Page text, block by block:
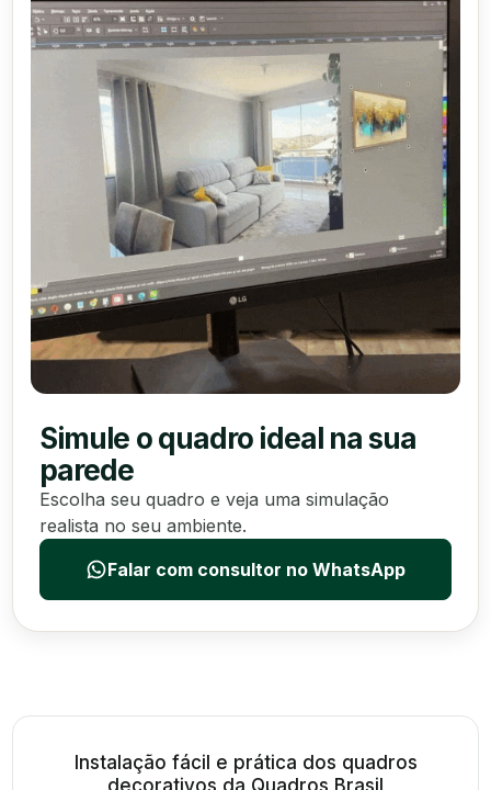
Simule o quadro ideal na sua
parede
Escolha seu quadro e veja uma simulação
realista no seu ambiente.
Falar com consultor no WhatsApp
Instalação fácil e prática dos quadros